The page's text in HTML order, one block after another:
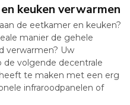
keuken verwarmen
de eetkamer en keuken?
manier de gehele
verwarmen? Uw
volgende decentrale
te maken met een erg
infraroodpanelen of